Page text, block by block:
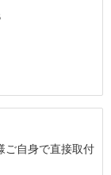
ご自身で直接取付